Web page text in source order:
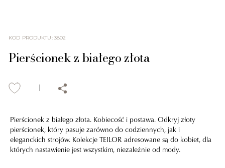
KOD PRODUKTU: 3802
Pierścionek z białego złota
Pierścionek z białego złota. Kobiecość i postawa. Odkryj złoty
pierścionek, który pasuje zarówno do codziennych, jak i
eleganckich strojów. Kolekcje TEILOR adresowane są do kobiet, dla
których nastawienie jest wszystkim, niezależnie od mody.